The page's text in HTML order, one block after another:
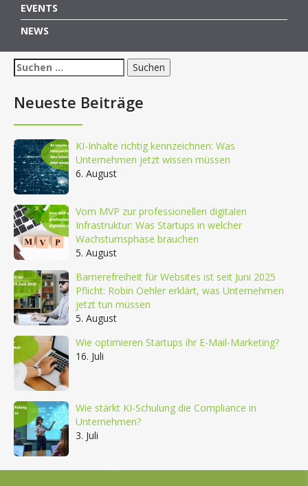
EVENTS
NEWS
Suchen
nach:
Neueste Beiträge
KI-Inhalte richtig kennzeichnen: Was
Unternehmen jetzt wissen müssen
6. August
Vom MVP zur professionellen digitalen
Infrastruktur: Was Startups in welcher
Wachstumsphase brauchen
5. August
Barrierefreiheit für Websites ist seit Juni 2025
Pflicht: Robin Oehler erklärt, was Unternehmen
jetzt tun müssen
5. August
Wie optimieren Startups ihr E-Mail-Marketing?
16. Juli
Wie stärkt KI-Schulung die Compliance in
Unternehmen?
3. Juli